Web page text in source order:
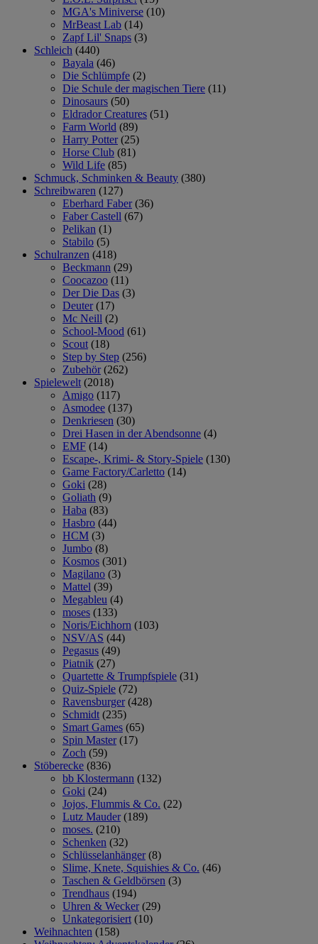
MGA's Miniverse (10)
MrBeast Lab (14)
Zapf Lil' Snaps (3)
Schleich (440)
Bayala (46)
Die Schlümpfe (2)
Die Schule der magischen Tiere (11)
Dinosaurs (50)
Eldrador Creatures (51)
Farm World (89)
Harry Potter (25)
Horse Club (81)
Wild Life (85)
Schmuck, Schminken & Beauty (380)
Schreibwaren (127)
Eberhard Faber (36)
Faber Castell (67)
Pelikan (1)
Stabilo (5)
Schulranzen (418)
Beckmann (29)
Coocazoo (11)
Der Die Das (3)
Deuter (17)
Mc Neill (2)
School-Mood (61)
Scout (18)
Step by Step (256)
Zubehör (262)
Spielewelt (2018)
Amigo (117)
Asmodee (137)
Denkriesen (30)
Drei Hasen in der Abendsonne (4)
EMF (14)
Escape-, Krimi- & Story-Spiele (130)
Game Factory/Carletto (14)
Goki (28)
Goliath (9)
Haba (83)
Hasbro (44)
HCM (3)
Jumbo (8)
Kosmos (301)
Magilano (3)
Mattel (39)
Megableu (4)
moses (133)
Noris/Eichhorn (103)
NSV/AS (44)
Pegasus (49)
Piatnik (27)
Quartette & Trumpfspiele (31)
Quiz-Spiele (72)
Ravensburger (428)
Schmidt (235)
Smart Games (65)
Spin Master (17)
Zoch (59)
Stöberecke (836)
bb Klostermann (132)
Goki (24)
Jojos, Flummis & Co. (22)
Lutz Mauder (189)
moses. (210)
Schenken (32)
Schlüsselanhänger (8)
Slime, Knete, Squishies & Co. (46)
Taschen & Geldbörsen (3)
Trendhaus (194)
Uhren & Wecker (29)
Unkategorisiert (10)
Weihnachten (158)